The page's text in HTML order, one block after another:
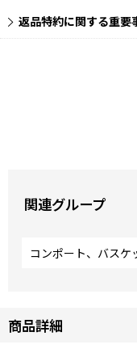
返品特約に関する重要
関連グループ
コンポート、バスケ
商品詳細